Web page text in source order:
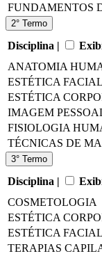
FUNDAMENTOS
2° Termo
Disciplina |
ANATOMIA
ESTÉTICA
ESTÉTICA
IMAGEM
FISIOLOGIA
TÉCNICAS DE
3° Termo
Disciplina |
COSMETOLOGIA
ESTÉTICA
ESTÉTICA
TERAPIAS